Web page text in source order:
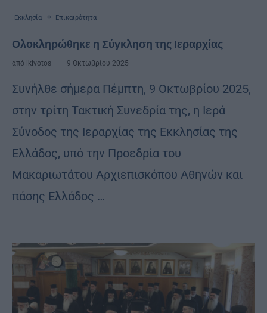
Εκκλησία Επικαιρότητα
Ολοκληρώθηκε η Σύγκληση της Ιεραρχίας
από ikivotos 9 Οκτωβρίου 2025
Συνήλθε σήμερα Πέμπτη, 9 Οκτωβρίου 2025,
στην τρίτη Τακτική Συνεδρία της, η Ιερά
Σύνοδος της Ιεραρχίας της Εκκλησίας της
Ελλάδος, υπό την Προεδρία του
Μακαριωτάτου Αρχιεπισκόπου Αθηνών και
πάσης Ελλάδος …